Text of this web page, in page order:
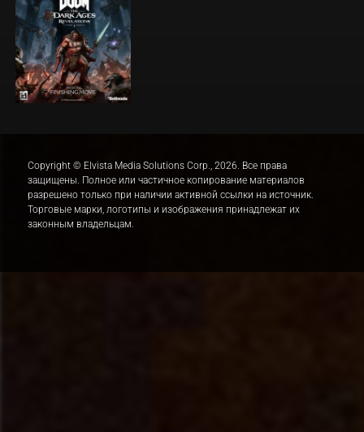
Copyright © Elvista Media Solutions Corp., 2026. Все права
защищены. Полное или частичное копирование материалов
разрешено только при наличии активной ссылки на источник.
Торговые марки, логотипы и изображения принадлежат их
законным владельцам.